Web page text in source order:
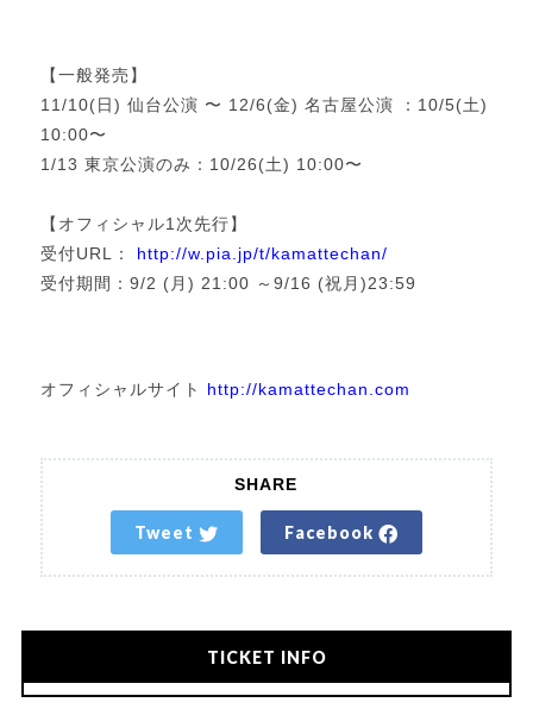
【一般発売】
11/10(日) 仙台公演 〜 12/6(金) 名古屋公演 ：10/5(土)
10:00〜
1/13 東京公演のみ：10/26(土) 10:00〜
【オフィシャル1次先行】
受付URL： http://w.pia.jp/t/kamattechan/
受付期間：9/2 (月) 21:00 ～9/16 (祝月)23:59
オフィシャルサイト http://kamattechan.com
SHARE
Tweet Facebook
TICKET INFO